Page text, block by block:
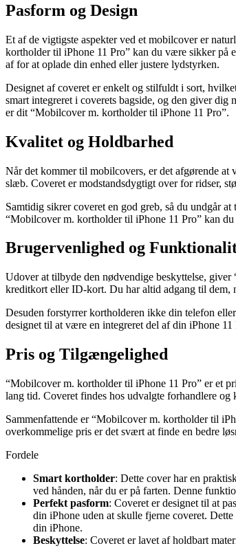
Pasform og Design
Et af de vigtigste aspekter ved et mobilcover er
kortholder til iPhone 11 Pro” kan du være sikker på
af for at oplade din enhed eller justere lydstyrken.
Designet af coveret er enkelt og stilfuldt i sort,
smart integreret i coverets bagside, og den giver
er dit “Mobilcover m. kortholder til iPhone 11 Pro”.
Kvalitet og Holdbarhed
Når det kommer til mobilcovers, er det afgørende
slæb. Coveret er modstandsdygtigt over for ridser,
Samtidig sikrer coveret en god greb, så du undgår
“Mobilcover m. kortholder til iPhone 11 Pro” kan
Brugervenlighed og
Udover at tilbyde den nødvendige beskyttelse,
kreditkort eller ID-kort. Du har altid adgang til dem,
Desuden forstyrrer kortholderen ikke din telefon
designet til at være en integreret del af din iPhone
Pris og Tilgængelighed
“Mobilcover m. kortholder til iPhone 11 Pro” er et
lang tid. Coveret findes hos udvalgte forhandlere
Sammenfattende er “Mobilcover m. kortholder til
overkommelige pris er det svært at finde en bedre
Fordele
Smart kortholder: Dette cover har en
ved hånden, når du er på farten. Denne
Perfekt pasform: Coveret er designet til at
din iPhone uden at skulle fjerne coveret.
din iPhone.
Beskyttelse: Coveret er lavet af holdbart